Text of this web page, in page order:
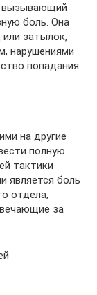
вызывающий
боль. Она
или затылок,
нарушениями
попадания
на другие
полную
тактики
является боль
отдела,
за